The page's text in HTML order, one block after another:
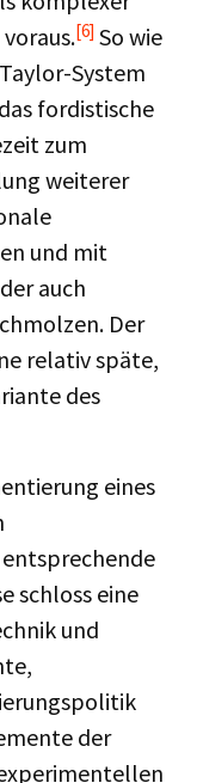
[6] So wie
System
fordistische
zum
weiterer
und mit
auch
Der
relativ späte,
des
eines
schloss eine
und
der